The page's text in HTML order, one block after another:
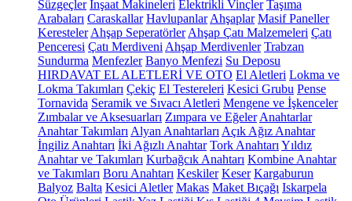
Süzgeçler İnşaat Makineleri Elektrikli Vinçler Taşıma
Arabaları Caraskallar Havlupanlar Ahşaplar Masif Paneller
Keresteler Ahşap Seperatörler Ahşap Çatı Malzemeleri Çatı
Penceresi Çatı Merdiveni Ahşap Merdivenler Trabzan
Sundurma Menfezler Banyo Menfezi Su Deposu
HIRDAVAT EL ALETLERİ VE OTO El Aletleri Lokma ve
Lokma Takımları Çekiç El Testereleri Kesici Grubu Pense
Tornavida Seramik ve Sıvacı Aletleri Mengene ve İşkenceler
Zımbalar ve Aksesuarları Zımpara ve Eğeler Anahtarlar
Anahtar Takımları Alyan Anahtarları Açık Ağız Anahtar
İngiliz Anahtarı İki Ağızlı Anahtar Tork Anahtarı Yıldız
Anahtar ve Takımları Kurbağcık Anahtarı Kombine Anahtar
ve Takımları Boru Anahtarı Keskiler Keser Kargaburun
Balyoz Balta Kesici Aletler Makas Maket Bıçağı Iskarpela